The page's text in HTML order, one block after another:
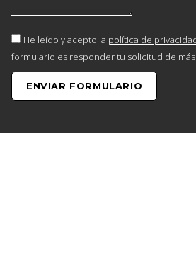
He leído y acepto la política de
formulario es responder tu solicitud de
ENVIAR FORMULARIO